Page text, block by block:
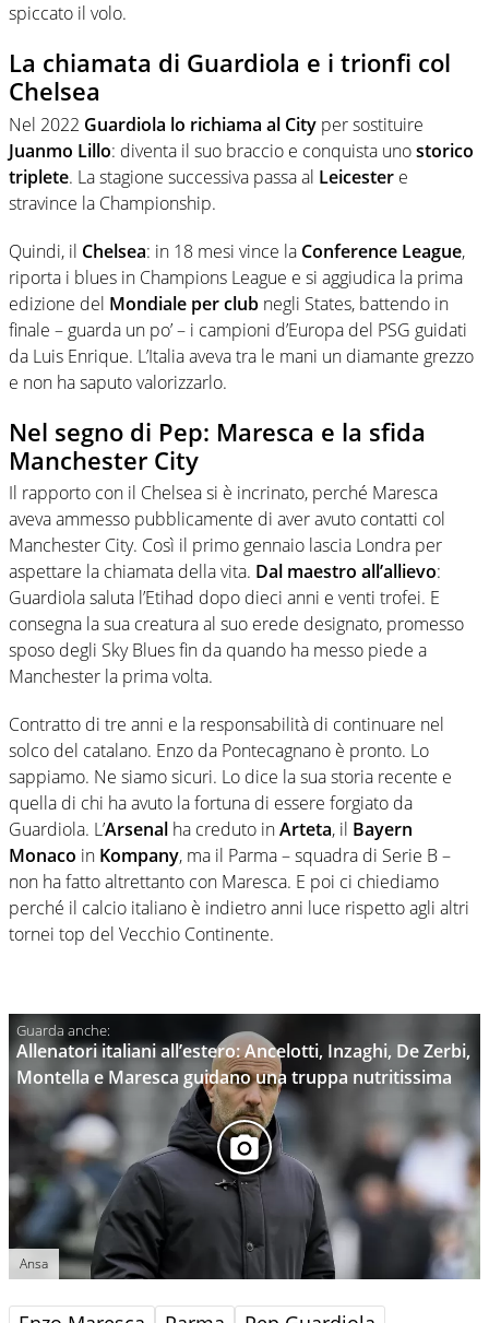
spiccato il volo.
La chiamata di Guardiola e i trionfi col
Chelsea
Nel 2022 Guardiola lo richiama al City per sostituire
Juanmo Lillo: diventa il suo braccio e conquista unostorico
triplete. La stagione successiva passa al Leicester e
stravince la Championship.
Quindi, il Chelsea: in 18 mesi vince la Conference League,
riporta i blues in Champions League e si aggiudica la prima
edizione del Mondiale per club negli States, battendo in
finale – guarda un po’ – i campioni d’Europa del PSG guidati
da Luis Enrique. L’Italia aveva tra le mani un diamante grezzo
e non ha saputo valorizzarlo.
Nel segno di Pep: Maresca e la sfida
Manchester City
Il rapporto con il Chelsea si è incrinato, perché Maresca
aveva ammesso pubblicamente di aver avuto contatti col
Manchester City. Così il primo gennaio lascia Londra per
aspettare la chiamata della vita. Dal maestro all’allievo:
Guardiola saluta l’Etihad dopo dieci anni e venti trofei. E
consegna la sua creatura al suo erede designato, promesso
sposo degli Sky Blues fin da quando ha messo piede a
Manchester la prima volta.
Contratto di tre anni e la responsabilità di continuare nel
solco del catalano. Enzo da Pontecagnano è pronto. Lo
sappiamo. Ne siamo sicuri. Lo dice la sua storia recente e
quella di chi ha avuto la fortuna di essere forgiato da
Guardiola. L’Arsenal ha creduto inArteta, il Bayern
Monaco in Kompany, ma il Parma – squadra di Serie B –
non ha fatto altrettanto con Maresca. E poi ci chiediamo
perché il calcio italiano è indietro anni luce rispetto agli altri
tornei top del Vecchio Continente.
Allenatori italiani all’estero: Ancelotti, Inzaghi, De Zerbi,
Montella e Maresca guidano una truppa nutritissima
Ansa